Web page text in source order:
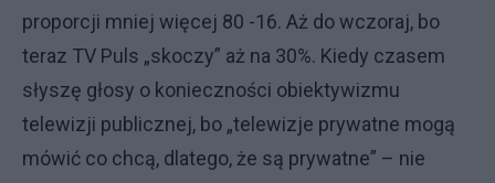
proporcji mniej więcej 80 -16. Aż do wczoraj, bo
teraz TV Puls „skoczy” aż na 30%. Kiedy czasem
słyszę głosy o konieczności obiektywizmu
telewizji publicznej, bo „telewizje prywatne mogą
mówić co chcą, dlatego, że są prywatne” – nie